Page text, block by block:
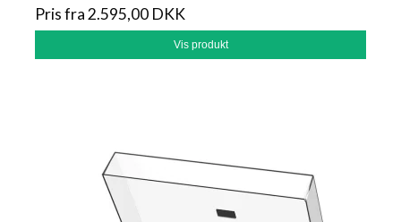
Pris fra2.595,00 DKK
Vis produkt